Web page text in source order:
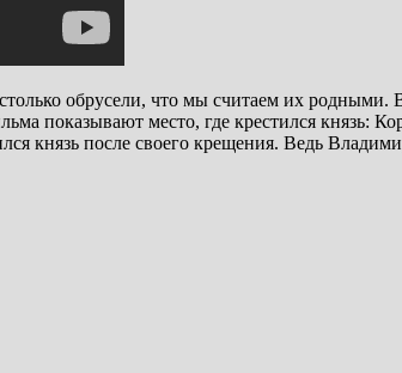
обрусели, что мы считаем их родными.
показывают место, где крестился князь:
князь после своего крещения. Ведь